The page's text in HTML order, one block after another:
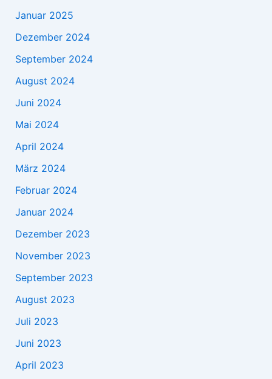
Januar 2025
Dezember 2024
September 2024
August 2024
Juni 2024
Mai 2024
April 2024
März 2024
Februar 2024
Januar 2024
Dezember 2023
November 2023
September 2023
August 2023
Juli 2023
Juni 2023
April 2023